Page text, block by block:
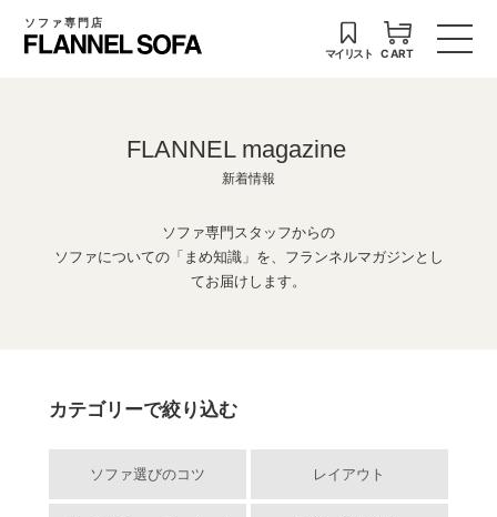
ソファ専門店
マイリスト CART
FLANNEL magazine
新着情報
ソファ専門スタッフからの
ソファについての「まめ知識」を、フランネルマガジンとし
てお届けします。
カテゴリーで絞り込む
ソファ選びのコツ レイアウト